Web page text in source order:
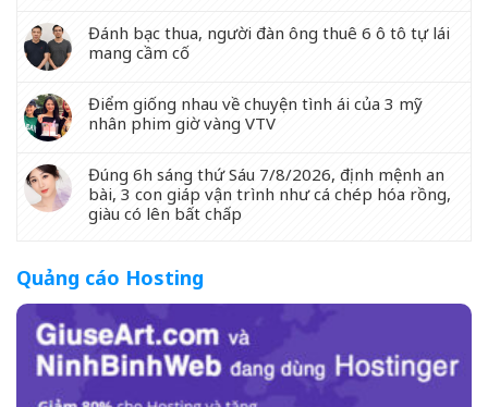
Đánh bạc thua, người đàn ông thuê 6 ô tô tự lái
mang cầm cố
Điểm giống nhau về chuyện tình ái của 3 mỹ
nhân phim giờ vàng VTV
Đúng 6h sáng thứ Sáu 7/8/2026, định mệnh an
bài, 3 con giáp vận trình như cá chép hóa rồng,
giàu có lên bất chấp
Quảng cáo Hosting